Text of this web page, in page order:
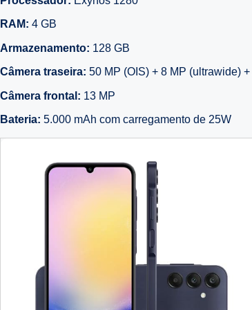
RAM: 4 GB
Armazenamento: 128 GB
Câmera traseira: 50 MP (OIS) + 8 MP (ultrawide)
Câmera frontal: 13 MP
Bateria: 5.000 mAh com carregamento de 25W